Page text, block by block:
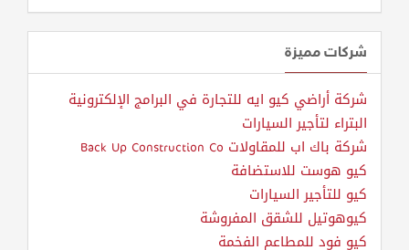
شركات مميزة
شركة أراضي كيو ايه للتجارة في البرامج الإلكترونية
البتراء لتأجير السيارات
شركة باك اب للمقاولات Back Up Construction Co
كيو هوست للاستضافة
كيو للتأجير السيارات
كيوهوتيل للشقق المفروشة
كيو فود للمطاعم الفخمة